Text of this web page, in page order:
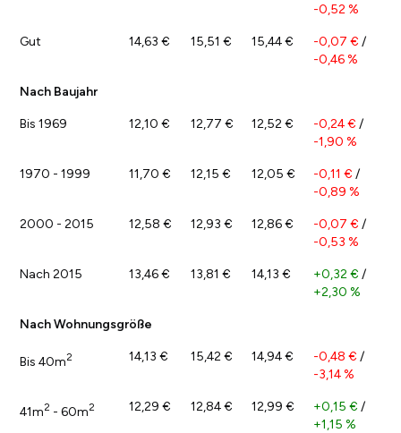
-0,52 %
Gut 14,63 € 15,51 € 15,44 € -0,07 € /
-0,46 %
Nach Baujahr
Bis 1969 12,10 € 12,77 € 12,52 € -0,24 € /
-1,90 %
1970 - 1999 11,70 € 12,15 € 12,05 € -0,11 € /
-0,89 %
2000 - 2015 12,58 € 12,93 € 12,86 € -0,07 € /
-0,53 %
Nach 2015 13,46 € 13,81 € 14,13 € +0,32 € /
+2,30 %
Nach Wohnungsgröße
Bis 40m2 14,13 € 15,42 € 14,94 € -0,48 € /
-3,14 %
41m2 - 60m2 12,29 € 12,84 € 12,99 € +0,15 € /
+1,15 %